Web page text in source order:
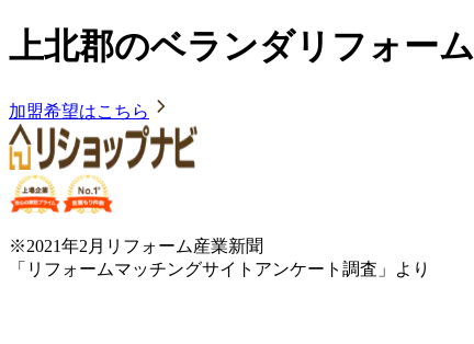
上北郡のベランダリフォー
加盟希望はこちら
※2021年2月リフォーム産業新聞
「リフォームマッチングサイトアンケート調査」より